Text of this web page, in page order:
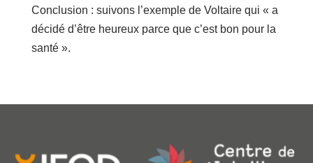
Conclusion : suivons l’exemple de Voltaire qui « a
décidé d’être heureux parce que c’est bon pour la
santé ».